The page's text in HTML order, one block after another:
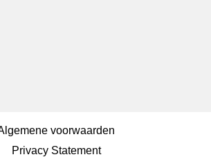
voorwaarden
Privacy Statement